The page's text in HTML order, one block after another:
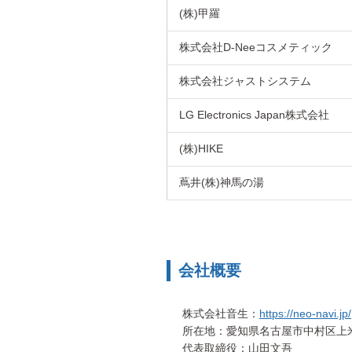
(株)甲羅
株式会社D-Neeコスメティック
株式会社ジャストシステム
LG Electronics Japan株式会社
(株)HIKE
蔦井(株)神馬の湯
会社概要
株式会社音生： https://neo-navi.jp/
所在地：愛知県名古屋市中村区
代表取締役：山田文吾